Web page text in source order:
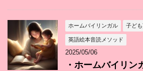
ホームバイリンガル 子ど
英語絵本音読メソッド
2025/05/06
・ホームバイリン